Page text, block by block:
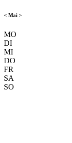
< Mai >
MO
DI
MI
DO
FR
SA
SO